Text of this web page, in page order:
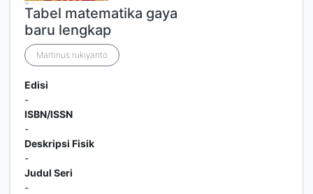
Tabel matematika gaya
baru lengkap
Martinus rukiyanto
Edisi
-
ISBN/ISSN
-
Deskripsi Fisik
-
Judul Seri
-